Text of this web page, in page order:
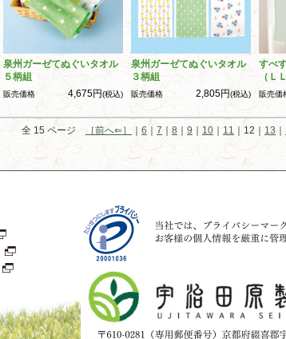
泉州ガーゼてぬぐいタオル
５柄組
販売価格 4,675円(税込)
泉州ガーゼてぬぐいタオル
３柄組
販売価格 2,805円(税込)
すべ
（Ｌ
販売価
全 15 ページ ［前へ⇐］ 6 7 8 9 10 11 ｜12｜ 13